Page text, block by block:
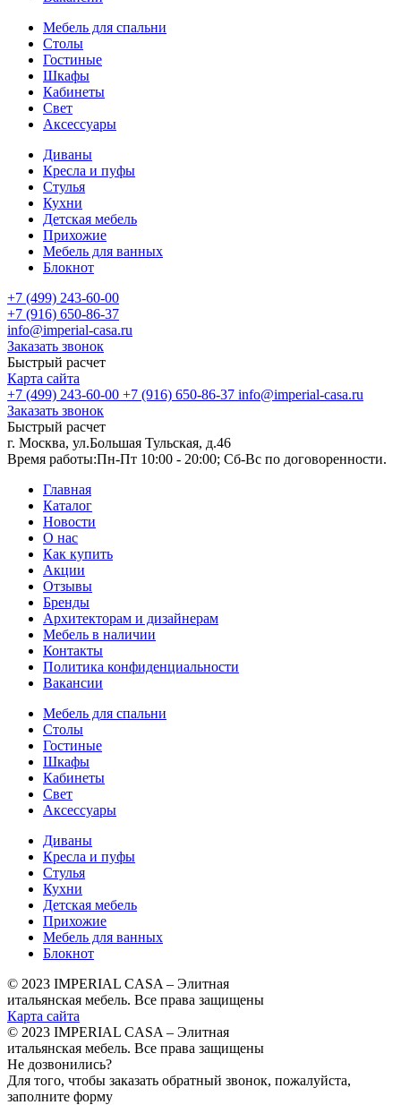
Мебель для спальни
Столы
Гостиные
Шкафы
Кабинеты
Свет
Аксессуары
Диваны
Кресла и пуфы
Стулья
Кухни
Детская мебель
Прихожие
Мебель для ванных
Блокнот
+7 (499) 243-60-00
+7 (916) 650-86-37
info@imperial-casa.ru
Заказать звонок
Быстрый расчет
Карта сайта
+7 (499) 243-60-00 +7 (916) 650-86-37 info@imperial-casa.ru
Заказать звонок
Быстрый расчет
г. Москва, ул.Большая Тульская, д.46
Время работы:Пн-Пт 10:00 - 20:00; Сб-Вс по договоренности.
Главная
Каталог
Новости
О нас
Как купить
Акции
Отзывы
Бренды
Архитекторам и дизайнерам
Мебель в наличии
Контакты
Политика конфиденциальности
Вакансии
Мебель для спальни
Столы
Гостиные
Шкафы
Кабинеты
Свет
Аксессуары
Диваны
Кресла и пуфы
Стулья
Кухни
Детская мебель
Прихожие
Мебель для ванных
Блокнот
© 2023 IMPERIAL CASA – Элитная
итальянская мебель. Все права защищены
Карта сайта
© 2023 IMPERIAL CASA – Элитная
итальянская мебель. Все права защищены
Не дозвонились?
Для того, чтобы заказать обратный звонок, пожалуйста,
заполните форму